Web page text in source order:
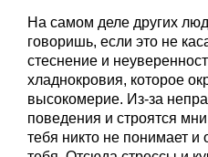
На самом деле других
говоришь, если это не
стеснение и
хладнокровия, которое
высокомерие. Из-за
поведения и строятся
тебя никто не понимает